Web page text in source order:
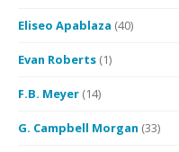
Eliseo Apablaza (40)
Evan Roberts (1)
F.B. Meyer (14)
G. Campbell Morgan (33)